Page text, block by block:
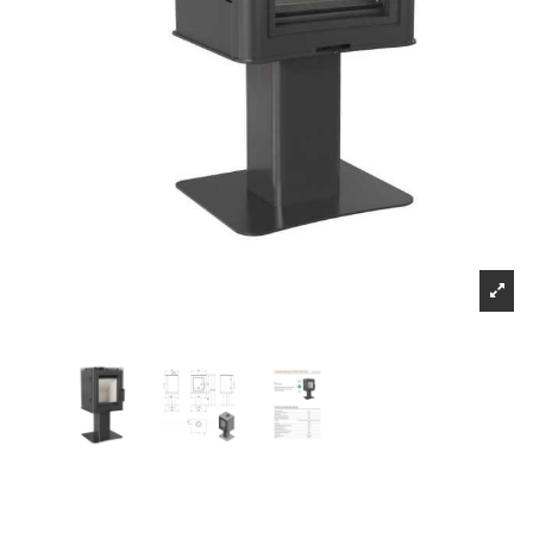
Επικοινωνήστε μαζί μας
Τρόποι αποστολής και τρόποι πληρωμής